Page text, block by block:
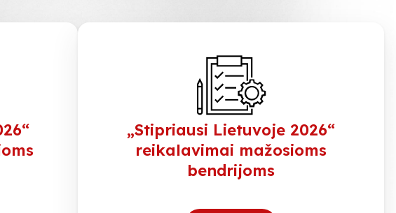
„Stipriausi Lietuvoje 2026“
reikalavimai mažosioms
bendrijoms